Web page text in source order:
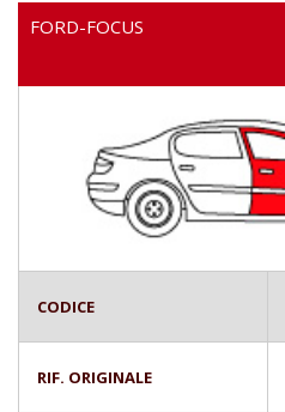
FORD-FOCUS
CODICE
RIF. ORIGINALE